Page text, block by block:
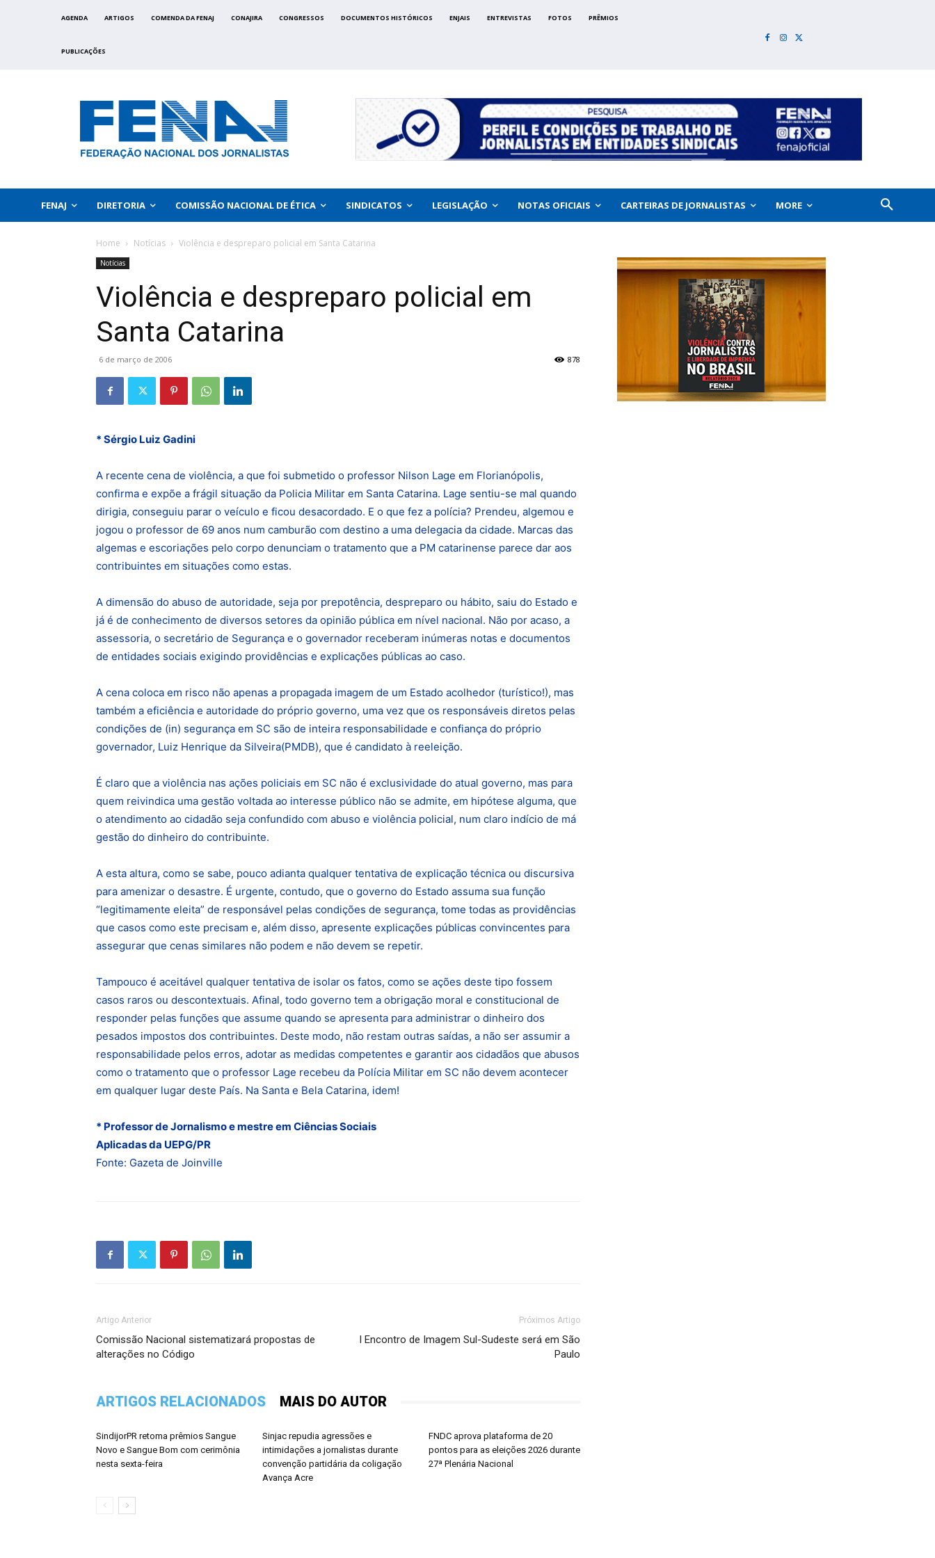
AGENDA ARTIGOS COMENDA DA FENAJ CONAJIRA CONGRESSOS DOCUMENTOS HISTÓRICOS ENJAIS ENTREVISTAS FOTOS PRÊMIOS
PUBLICAÇÕES
FENAJ DIRETORIA COMISSÃO NACIONAL DE ÉTICA SINDICATOS LEGISLAÇÃO NOTAS OFICIAIS CARTEIRAS DE JORNALISTAS MORE
Home Notícias Violência e despreparo policial em Santa Catarina
Notícias
Violência e despreparo policial em
Santa Catarina
6 de março de 2006 878
* Sérgio Luiz Gadini
A recente cena de violência, a que foi submetido o professor Nilson Lage em Florianópolis,
confirma e expõe a frágil situação da Policia Militar em Santa Catarina. Lage sentiu-se mal quando
dirigia, conseguiu parar o veículo e ficou desacordado. E o que fez a polícia? Prendeu, algemou e
jogou o professor de 69 anos num camburão com destino a uma delegacia da cidade. Marcas das
algemas e escoriações pelo corpo denunciam o tratamento que a PM catarinense parece dar aos
contribuintes em situações como estas.
A dimensão do abuso de autoridade, seja por prepotência, despreparo ou hábito, saiu do Estado e
já é de conhecimento de diversos setores da opinião pública em nível nacional. Não por acaso, a
assessoria, o secretário de Segurança e o governador receberam inúmeras notas e documentos
de entidades sociais exigindo providências e explicações públicas ao caso.
A cena coloca em risco não apenas a propagada imagem de um Estado acolhedor (turístico!), mas
também a eficiência e autoridade do próprio governo, uma vez que os responsáveis diretos pelas
condições de (in) segurança em SC são de inteira responsabilidade e confiança do próprio
governador, Luiz Henrique da Silveira(PMDB), que é candidato à reeleição.
É claro que a violência nas ações policiais em SC não é exclusividade do atual governo, mas para
quem reivindica uma gestão voltada ao interesse público não se admite, em hipótese alguma, que
o atendimento ao cidadão seja confundido com abuso e violência policial, num claro indício de má
gestão do dinheiro do contribuinte.
A esta altura, como se sabe, pouco adianta qualquer tentativa de explicação técnica ou discursiva
para amenizar o desastre. É urgente, contudo, que o governo do Estado assuma sua função
“legitimamente eleita” de responsável pelas condições de segurança, tome todas as providências
que casos como este precisam e, além disso, apresente explicações públicas convincentes para
assegurar que cenas similares não podem e não devem se repetir.
Tampouco é aceitável qualquer tentativa de isolar os fatos, como se ações deste tipo fossem
casos raros ou descontextuais. Afinal, todo governo tem a obrigação moral e constitucional de
responder pelas funções que assume quando se apresenta para administrar o dinheiro dos
pesados impostos dos contribuintes. Deste modo, não restam outras saídas, a não ser assumir a
responsabilidade pelos erros, adotar as medidas competentes e garantir aos cidadãos que abusos
como o tratamento que o professor Lage recebeu da Polícia Militar em SC não devem acontecer
em qualquer lugar deste País. Na Santa e Bela Catarina, idem!
* Professor de Jornalismo e mestre em Ciências Sociais
Aplicadas da UEPG/PR
Fonte: Gazeta de Joinville
Artigo Anterior
Comissão Nacional sistematizará propostas de
alterações no Código
Próximos Artigo
I Encontro de Imagem Sul-Sudeste será em São
Paulo
ARTIGOS RELACIONADOS MAIS DO AUTOR
SindijorPR retoma prêmios Sangue
Novo e Sangue Bom com cerimônia
nesta sexta-feira
Sinjac repudia agressões e
intimidações a jornalistas durante
convenção partidária da coligação
Avança Acre
FNDC aprova plataforma de 20
pontos para as eleições 2026 durante
27ª Plenária Nacional